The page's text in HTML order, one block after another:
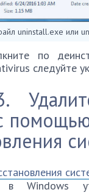
uninstall.exe или
по
следуйте
в Windows